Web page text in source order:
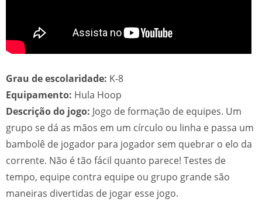
Grau de escolaridade: K-8
Equipamento: Hula Hoop
Descrição do jogo: Jogo de formação de equipes. Um
grupo se dá as mãos em um círculo ou linha e passa um
bambolê de jogador para jogador sem quebrar o elo da
corrente. Não é tão fácil quanto parece! Testes de
tempo, equipe contra equipe ou grupo grande são
maneiras divertidas de jogar esse jogo.